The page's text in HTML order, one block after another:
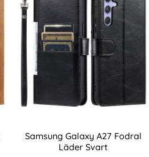
Samsung Galaxy A27 Fodral
Läder Svart